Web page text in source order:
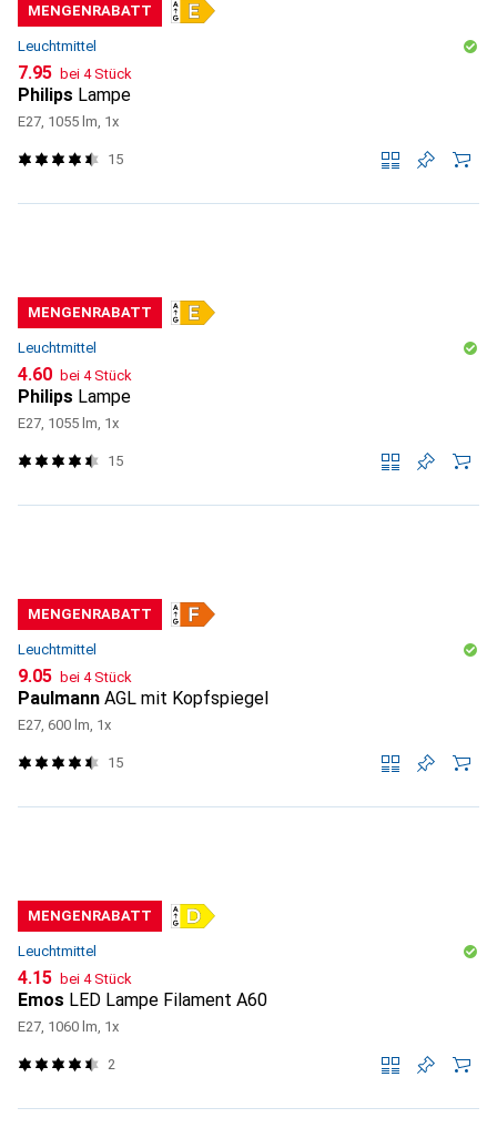
MENGENRABATT
Leuchtmittel
CHF
7.95 bei 4 Stück
Philips Lampe
E27, 1055 lm, 1x
15
MENGENRABATT
Leuchtmittel
CHF
4.60 bei 4 Stück
Philips Lampe
E27, 1055 lm, 1x
15
MENGENRABATT
Leuchtmittel
CHF
9.05 bei 4 Stück
Paulmann AGL mit Kopfspiegel
E27, 600 lm, 1x
15
MENGENRABATT
Leuchtmittel
CHF
4.15 bei 4 Stück
Emos LED Lampe Filament A60
E27, 1060 lm, 1x
2